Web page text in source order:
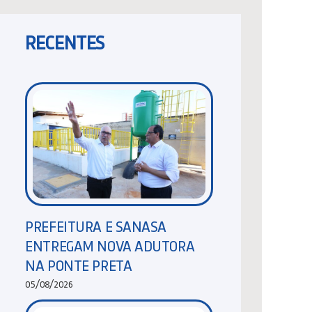
RECENTES
PREFEITURA E SANASA
ENTREGAM NOVA ADUTORA
NA PONTE PRETA
05/08/2026